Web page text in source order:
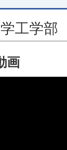
工学部
画